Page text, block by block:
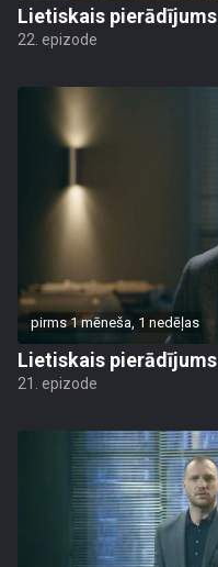
Lietiskais pierādījums
22. epizode
pirms 1 mēneša, 1 nedēļas
Lietiskais pierādījums
21. epizode